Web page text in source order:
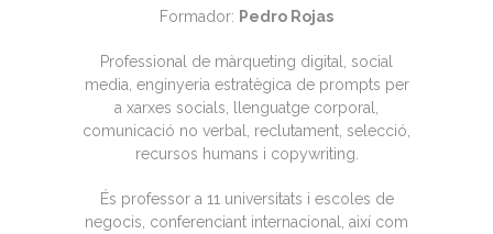
Formador: Pedro Rojas
Professional de màrqueting digital, social
media, enginyeria estratègica de prompts per
a xarxes socials, llenguatge corporal,
comunicació no verbal, reclutament, selecció,
recursos humans i copywriting.
És professor a 11 universitats i escoles de
negocis, conferenciant internacional, així com